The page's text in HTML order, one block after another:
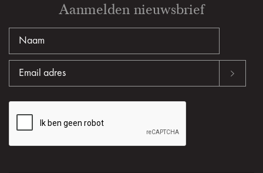
Aanmelden nieuwsbrief